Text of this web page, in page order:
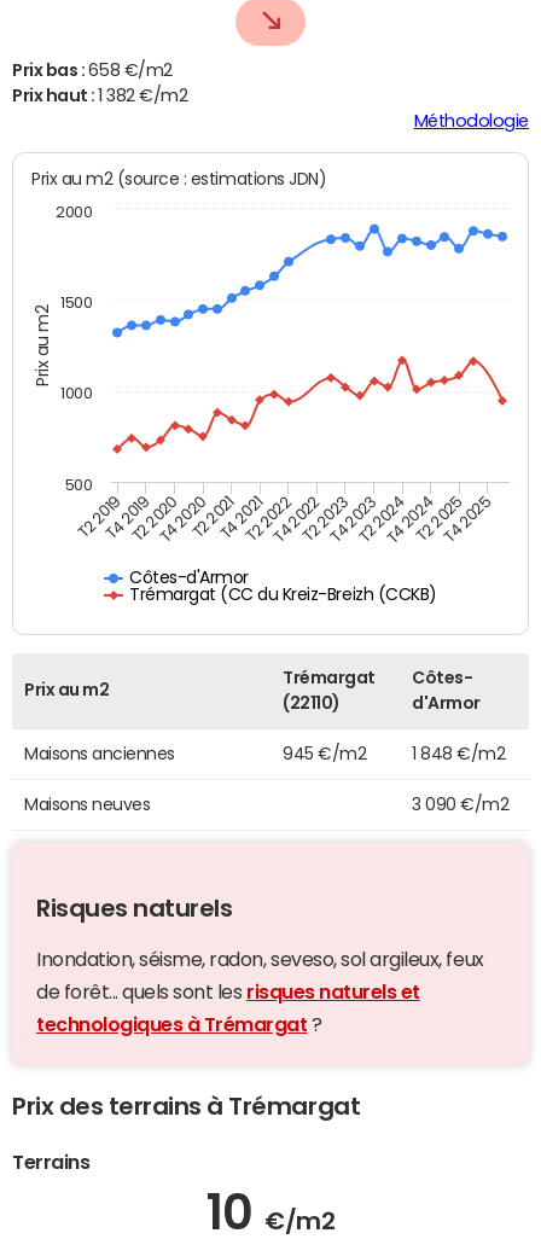
Prix bas : 658 €/m2
Prix haut :
1 382 €/m2
Méthodologie
Prix au m2
Prix au m2 (source : estimations JDN)
Côtes-d'Armor
Trémargat (CC du Kreiz-Breizh (CCKB)
T2 2019T4 2019T2 2020T4 2020T2 2021T4 2021T2 2022T4 2022T2 2023T4 2023T2 2024T4 2024T2 2025T4 2025
500
1000
1500
2000
Prix au m2
Trémargat
(22110)
Côtes-
d'Armor
Maisons anciennes 945 €/m2 1 848 €/m2
Maisons neuves 3 090 €/m2
Risques naturels
Inondation, séisme, radon, seveso, sol argileux, feux
de forêt... quels sont les risques naturels et
technologiques à Trémargat ?
Prix des terrains à Trémargat
Terrains
10 €/m2